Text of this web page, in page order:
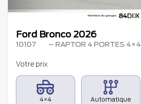
Ford Bronco 2026
10107 – RAPTOR 4 PORTES 4×4
Votre prix
4×4 Automatique